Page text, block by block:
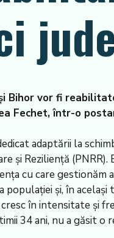
Bihor vor fi
Fechet, într-o
adaptării la
și Reziliență
cu care
și, în
în intensitate și
34 ani, nu a găsit o